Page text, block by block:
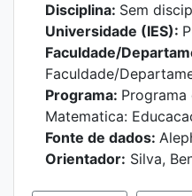
Disciplina: Sem
Universidade (IES):
Faculdade/
Faculdade/
Programa: Programa
Matematica:
Fonte de dados:
Orientador: Silva,